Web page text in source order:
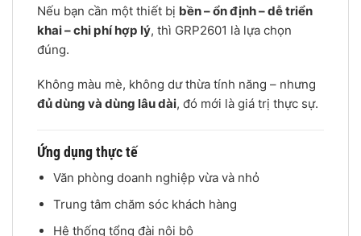
Nếu bạn cần một thiết bị bền – ổn định – dễ triển
khai – chi phí hợp lý, thì GRP2601 là lựa chọn
đúng.
Không màu mè, không dư thừa tính năng – nhưng
đủ dùng và dùng lâu dài, đó mới là giá trị thực sự.
Ứng dụng thực tế
Văn phòng doanh nghiệp vừa và nhỏ
Trung tâm chăm sóc khách hàng
Hệ thống tổng đài nội bộ